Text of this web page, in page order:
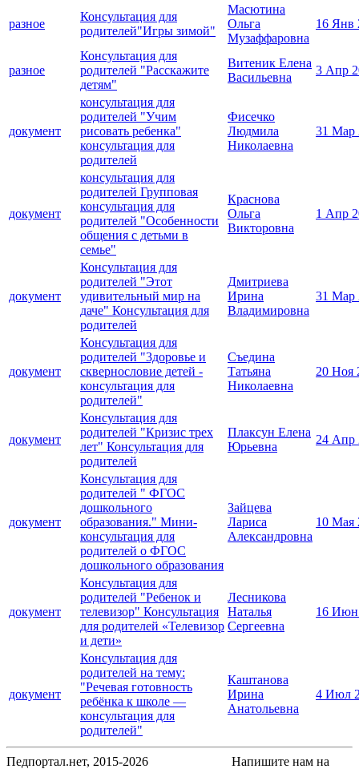
разное
Консультация для
родителей"Игры зимой"
Масютина
Ольга
Музаффаровна
16 Янв
разное
Консультация для
родителей "Расскажите
детям"
Витеник Елена
Васильевна
3 Апр
документ
консультация для
родителей "Учим
рисовать ребенка"
консультация для
родителей
Фисечко
Людмила
Николаевна
31 Мар
документ
консультация для
родителей Групповая
консультация для
родителей "Особенности
общения с детьми в
семье"
Краснова
Ольга
Викторовна
1 Апр
документ
Консультация для
родителей "Этот
удивительный мир на
даче" Консультация для
родителей
Дмитриева
Ирина
Владимировна
31 Мар
документ
Консультация для
родителей "3доровье и
сквернословие детей -
консультация для
родителей"
Съедина
Татьяна
Николаевна
20 Ноя
документ
Консультация для
родителей "Кризис трех
лет" Консультация для
родителей
Плаксун Елена
Юрьевна
24 Апр
документ
Консультация для
родителей " ФГОС
дошкольного
образования." Мини-
консультация для
родителей о ФГОС
дошкольного образования
Зайцева
Лариса
Александровна
10 Мая
документ
Консультация для
родителей "Ребенок и
телевизор" Консультация
для родителей «Телевизор
и дети»
Лесникова
Наталья
Сергеевна
16 Июн
документ
Консультация для
родителей на тему:
"Речевая готовность
ребёнка к школе —
консультация для
родителей"
Каштанова
Ирина
Анатольевна
4 Июл
Педпортал.нет, 2015-2026 Напишите нам на